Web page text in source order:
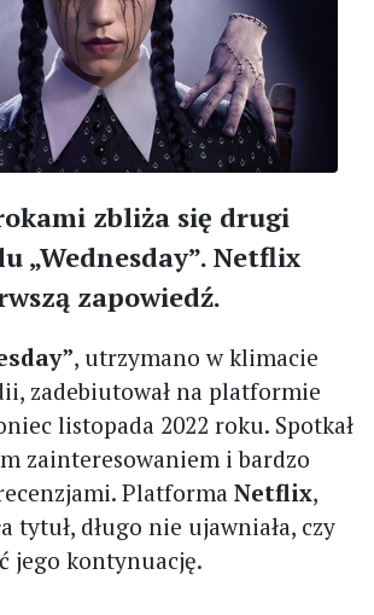
zbliża się drugi
„Wednesday”. Netflix
zapowiedź.
, utrzymano w klimacie
zadebiutował na platformie
listopada 2022 roku. Spotkał
zainteresowaniem i bardzo
Platforma Netflix,
tytuł, długo nie ujawniała, czy
jego kontynuację.